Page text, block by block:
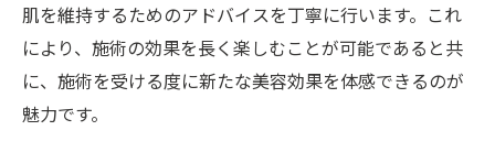
美容鍼によって得られる内側からの美しさ
とは
香川県丸亀市の鍼灸院での美容鍼体験談
肌を維持するためのアドバイスを丁寧に行います。これ
により、施術の効果を長く楽しむことが可能であると共
に、施術を受ける度に新たな美容効果を体感できるのが
魅力です。